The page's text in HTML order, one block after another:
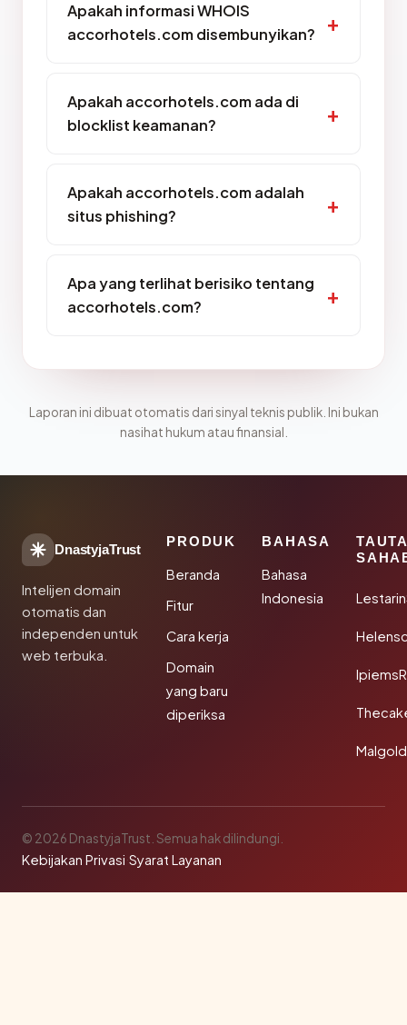
Apakah informasi WHOIS
accorhotels.com disembunyikan?
Apakah accorhotels.com ada di
blocklist keamanan?
Apakah accorhotels.com adalah
situs phishing?
Apa yang terlihat berisiko tentang
accorhotels.com?
Laporan ini dibuat otomatis dari sinyal teknis publik. Ini bukan
nasihat hukum atau finansial.
DnastyjaTrust
Intelijen domain
otomatis dan
independen untuk
web terbuka.
PRODUK
Beranda
Fitur
Cara kerja
Domain
yang baru
diperiksa
BAHASA
Bahasa
Indonesia
© 2026 DnastyjaTrust. Semua hak dilindungi.
Kebijakan Privasi·Syarat Layanan